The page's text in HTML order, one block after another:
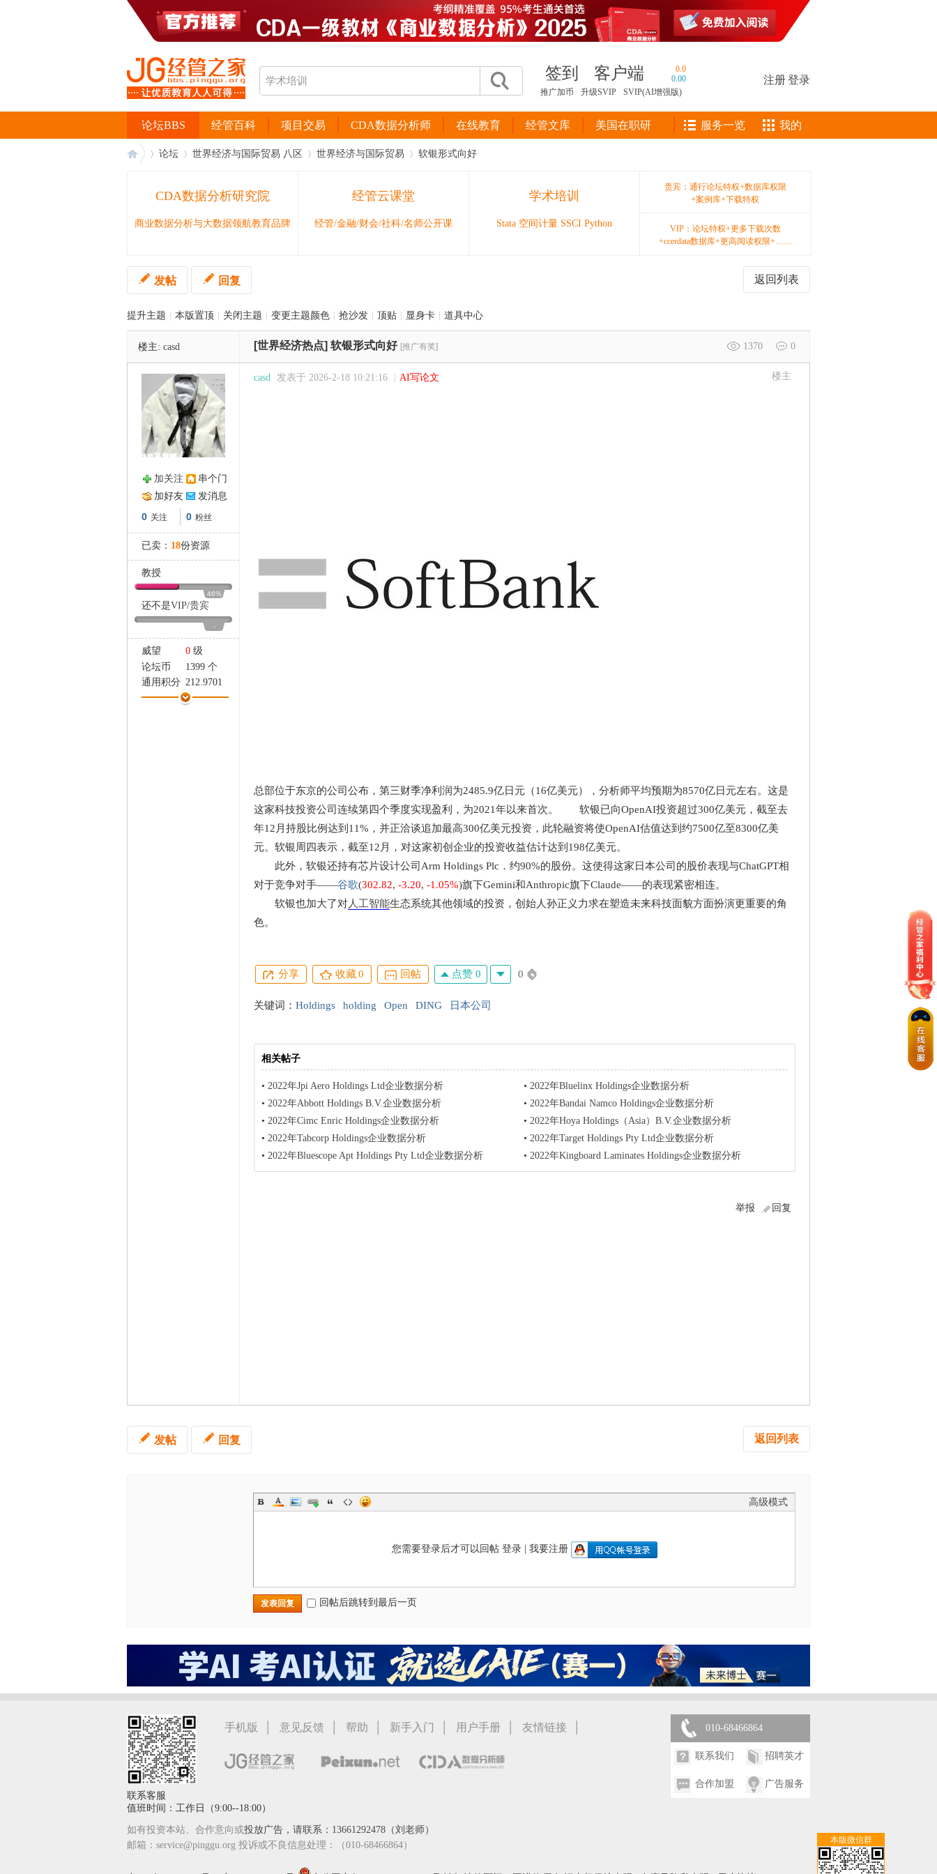
签到 客户端
0.0
0.00
推广加币
升级SVIP SVIP(AI增强版)
注册登录
经管百科 项目交易 CDA数据分析师 在线教育 经管文库 美国在职研
论坛BBS 服务一览 我的
论坛 世界经济与国际贸易 八区 世界经济与国际贸易 软银形式向好
CDA数据分析研究院
商业数据分析与大数据领航教育品牌
经管云课堂
经管/金融/财会/社科/名师公开课
学术培训
Stata 空间计量 SSCI Python
贵宾：通行论坛特权+数据库权限
+案例库+下载特权
VIP：论坛特权+更多下载次数
+ccerdata数据库+更高阅读权限+……
返回列表
发帖 回复
提升主题 本版置顶 关闭主题 变更主题颜色 抢沙发 顶贴 显身卡 道具中心
楼主: casd 1370 0
[世界经济热点] 软银形式向好 [推广有奖]
加关注
串个门
加好友
发消息
0 关注 0 粉丝
已卖： 18份资源
教授
46%
还不是VIP/贵宾
-
威望 0 级
论坛币
1399 个
通用积分 212.9701
学术水平
14 点
楼主
casd 发表于 2026-2-18 10:21:16 AI写论文
总部位于东京的公司公布，第三财季净利润为2485.9亿日元（16亿美元），分析师平均预期为8570亿日元左右。这是
这家科技投资公司连续第四个季度实现盈利，为2021年以来首次。 软银已向OpenAI投资超过300亿美元，截至去
年12月持股比例达到11%，并正洽谈追加最高300亿美元投资，此轮融资将使OpenAI估值达到约7500亿至8300亿美
元。软银周四表示，截至12月，对这家初创企业的投资收益估计达到198亿美元。
此外，软银还持有芯片设计公司Arm Holdings Plc．约90%的股份。这使得这家日本公司的股价表现与ChatGPT相
对于竞争对手——谷歌(302.82, -3.20, -1.05%)旗下Gemini和Anthropic旗下Claude——的表现紧密相连。
软银也加大了对人工智能生态系统其他领域的投资，创始人孙正义力求在塑造未来科技面貌方面扮演更重要的角
色。
分享 收藏0 回帖 点赞 0 0
关键词： Holdings holding Open DING 日本公司
相关帖子
• 2022年Jpi Aero Holdings Ltd企业数据分析 • 2022年Bluelinx Holdings企业数据分析
• 2022年Abbott Holdings B.V.企业数据分析 • 2022年Bandai Namco Holdings企业数据分析
• 2022年Cimc Enric Holdings企业数据分析 • 2022年Hoya Holdings（Asia）B.V.企业数据分析
• 2022年Tabcorp Holdings企业数据分析 • 2022年Target Holdings Pty Ltd企业数据分析
• 2022年Bluescope Apt Holdings Pty Ltd企业数据分析 • 2022年Kingboard Laminates Holdings企业数据分析
回复
举报
返回列表
发帖 回复
高级模式
您需要登录后才可以回帖 登录| 我要注册
发表回复 回帖后跳转到最后一页
本版微信群
手机版 | 意见反馈 | 帮助 | 新手入门 | 用户手册 | 友情链接 |
联系客服
值班时间：工作日（9:00--18:00）
如有投资本站、合作意向或投放广告，请联系：13661292478（刘老师）
邮箱：service@pinggu.org 投诉或不良信息处理：（010-68466864）
010-68466864
联系我们 招聘英才
合作加盟 广告服务